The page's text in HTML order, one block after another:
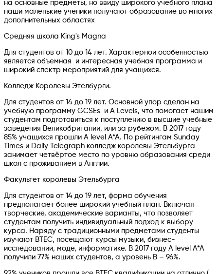
на основные предметы, но ввиду широкого учебного плана
наши маленькие ученики получают образование во многих
дополнительных областях
Средняя школа King's Magna
Для студентов от 10 до 14 лет. Характерной особенностью
является объемная и интересная учебная программа и
широкий спектр мероприятий для учащихся.
Колледж Королевы Этелбурги.
Для студентов от 14 до 19 лет. Основной упор сделан на
учебную программу GCSEs и A Levels, что помогает нашим
студентам подготовиться к поступлению в высшие учебные
заведения Великобритании, или за рубежом. В 2017 году
85% учащихся прошли А level A*A. По рейтингам Sunday
Times и Daily Telegraph колледж королевы Этельбурга
занимает четвёртое место по уровню образования среди
школ с проживанием в Англии.
Факультет королевы Этельбурга
Для студентов от 14 до 19 лет, форма обучения
предполагает более широкий учебный план. Включая
творческие, академические варианты, что позволяет
студентам получить индивидуальный подход к выбору
курса. Наряду с традиционными предметами студенты
изучают BTEC, посещают курсы музыки, бизнес-
исследований, моде, информатике. В 2017 году A level A*A
получили 77% наших студентов, а уровень B – 96%.